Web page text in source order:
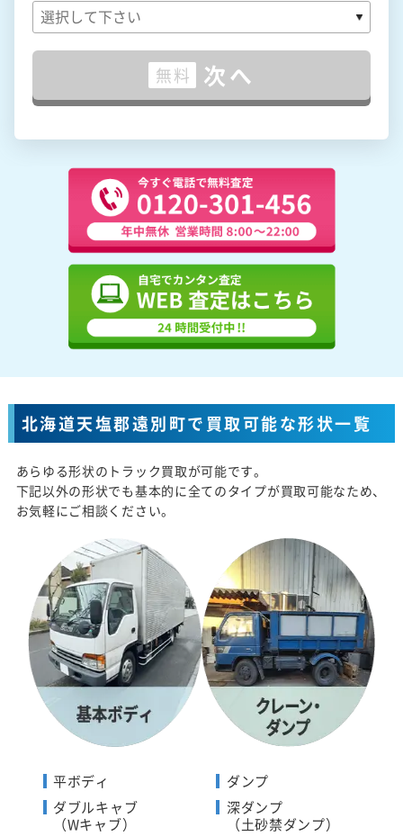
無料 次へ
北海道天塩郡遠別町で買取可能な形状一覧
あらゆる形状のトラック買取が可能です。
下記以外の形状でも基本的に全てのタイプが買取可能なため、
お気軽にご相談ください。
平ボディ
ダブルキャブ
（Wキャブ）
ダンプ
深ダンプ
（土砂禁ダンプ）